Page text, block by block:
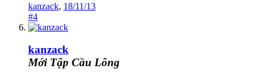
kanzack, 18/11/13
#4
kanzack
Mới Tập Cầu Lông